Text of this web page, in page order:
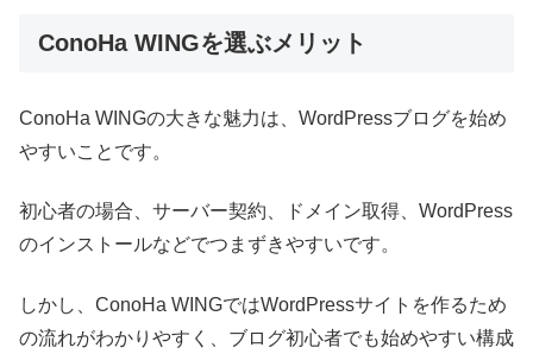
ConoHa WINGを選ぶメリット
ConoHa WINGの大きな魅力は、WordPressブログを始め
やすいことです。
初心者の場合、サーバー契約、ドメイン取得、WordPress
のインストールなどでつまずきやすいです。
しかし、ConoHa WINGではWordPressサイトを作るため
の流れがわかりやすく、ブログ初心者でも始めやすい構成